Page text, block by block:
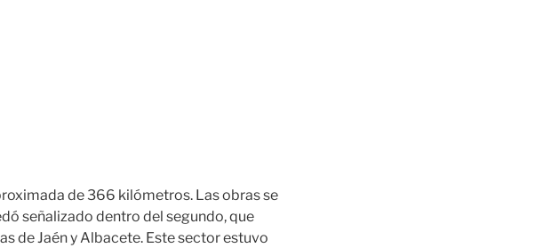
de 366 kilómetros. Las obras se
señalizado dentro del segundo, que
de Jaén y Albacete. Este sector estuvo